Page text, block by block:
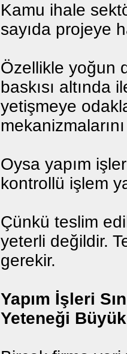
Kamu ihale
sayıda projeye
Özellikle yoğun
baskısı altında
yetişmeye
Oysa yapım
kontrollü işlem
Çünkü teslim
yeterli değildir.
gerekir.
Yapım İşleri
Yeteneği